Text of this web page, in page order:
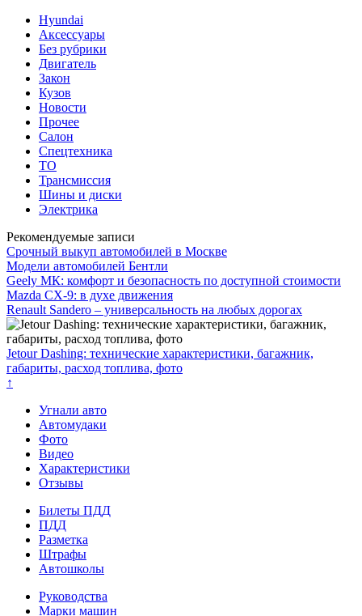
Hyundai
Аксессуары
Без рубрики
Двигатель
Закон
Кузов
Новости
Прочее
Салон
Спецтехника
ТО
Трансмиссия
Шины и диски
Электрика
Рекомендуемые записи
Срочный выкуп автомобилей в Москве
Модели автомобилей Бентли
Geely МК: комфорт и безопасность по доступной стоимости
Mazda CX-9: в духе движения
Renault Sandero – универсальность на любых дорогах
Jetour Dashing: технические характеристики, багажник,
габариты, расход топлива, фото
↑
Угнали авто
Автомудаки
Фото
Видео
Характеристики
Отзывы
Билеты ПДД
ПДД
Разметка
Штрафы
Автошколы
Руководства
Марки машин